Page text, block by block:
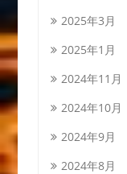
2025年3月
2025年1月
2024年11月
2024年10月
2024年9月
2024年8月